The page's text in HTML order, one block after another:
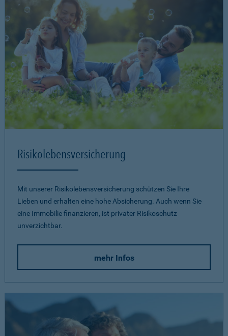
Risikolebensversicherung
Mit unserer Risikolebensversicherung schützen Sie Ihre
Lieben und erhalten eine hohe Absicherung. Auch wenn Sie
eine Immobilie finanzieren, ist privater Risikoschutz
unverzichtbar.
mehr Infos